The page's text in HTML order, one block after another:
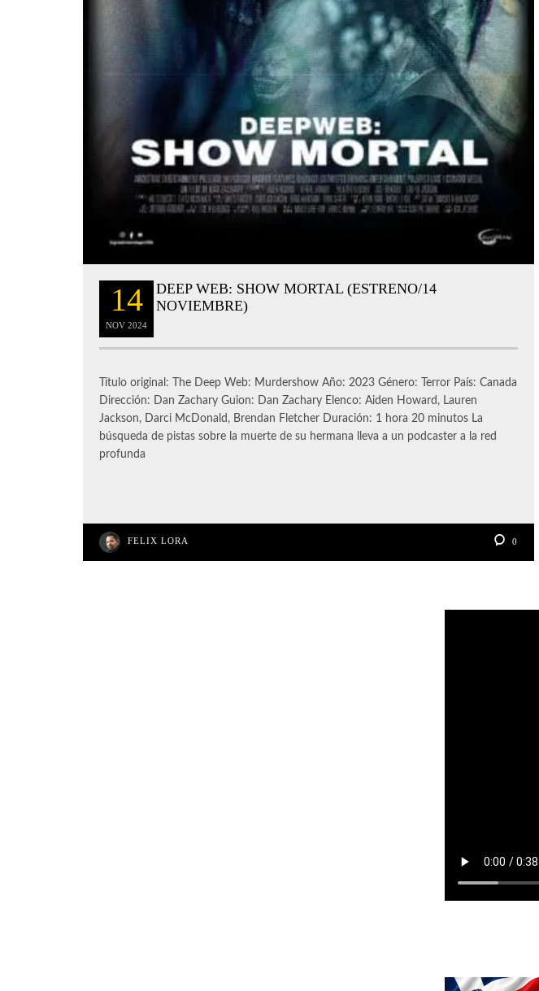
14
NOV 2024
DEEP WEB: SHOW MORTAL (ESTRENO/14
NOVIEMBRE)
Título original: The Deep Web: Murdershow Año: 2023 Género: Terror País: Canada
Dirección: Dan Zachary Guion: Dan Zachary Elenco: Aiden Howard, Lauren
Jackson, Darci McDonald, Brendan Fletcher Duración: 1 hora 20 minutos La
búsqueda de pistas sobre la muerte de su hermana lleva a un podcaster a la red
profunda
FELIX LORA 0